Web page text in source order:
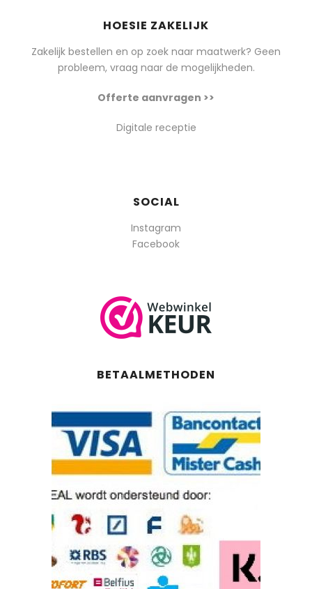
HOESIE ZAKELIJK
Zakelijk bestellen en op zoek naar maatwerk? Geen
probleem, vraag naar de mogelijkheden.
Offerte aanvragen >>
Digitale receptie
SOCIAL
Instagram
Facebook
BETAALMETHODEN